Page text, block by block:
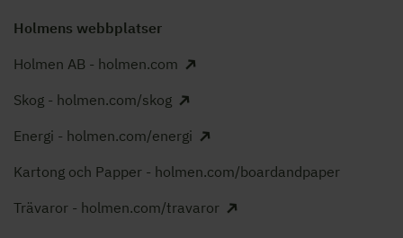
Holmens webbplatser
Holmen AB - holmen.com
Skog - holmen.com/skog
Energi - holmen.com/energi
Kartong och Papper - holmen.com/boardandpaper
Trävaror - holmen.com/travaror